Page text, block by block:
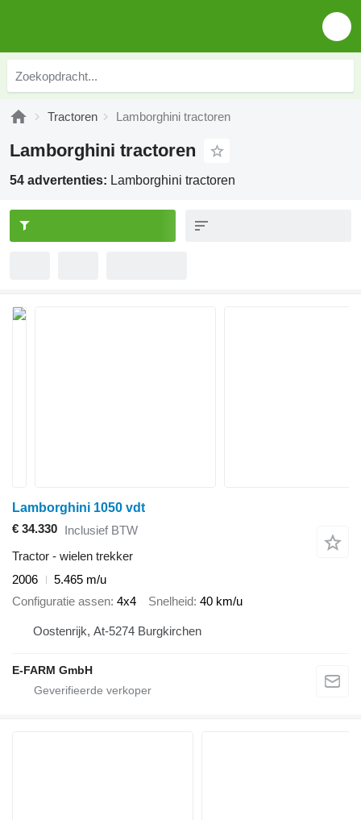
Tractoren Lamborghini tractoren
Lamborghini tractoren
54 advertenties: Lamborghini tractoren
Lamborghini 1050 vdt
€ 34.330 Inclusief BTW
Tractor - wielen trekker
2006
5.465 m/u
Configuratie assen 4x4 Snelheid 40 km/u
Oostenrijk, At-5274 Burgkirchen
E-FARM GmbH